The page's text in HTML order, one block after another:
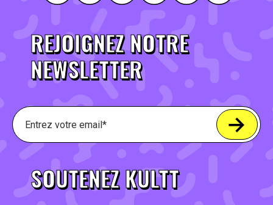
REJOIGNEZ NOTRE
NEWSLETTER
SOUTENEZ KULTT